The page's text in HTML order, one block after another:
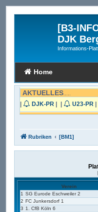
[B3-
DJK
Informations-
Home
AKTUELLES
| DJK-PR | | U23-PR |
Rubriken [BM1]
Verein
1 SG Eurode Eschweiler 2
2 FC Junkersdorf 1
3 1. CfB Köln 6